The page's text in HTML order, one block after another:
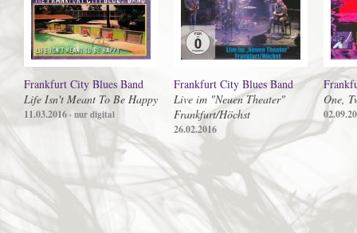
Frankfurt City Blues Band
Life Isn't Meant To Be Happy
11.03.2016· nur digital
Frankfurt City Blues Band
Live im "Neuen Theater"
Frankfurt/Höchst
26.02.2016
One,